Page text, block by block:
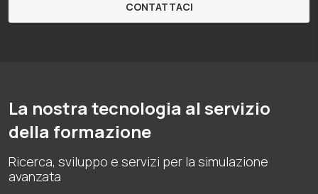
CONTATTACI
La nostra tecnologia al servizio
della formazione
Ricerca, sviluppo e servizi per la simulazione
avanzata